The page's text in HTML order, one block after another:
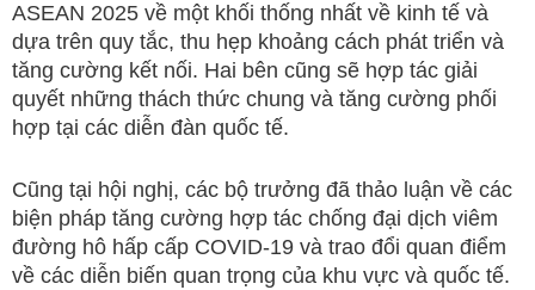
ASEAN 2025 về một khối thống nhất về kinh tế và
dựa trên quy tắc, thu hẹp khoảng cách phát triển và
tăng cường kết nối. Hai bên cũng sẽ hợp tác giải
quyết những thách thức chung và tăng cường phối
hợp tại các diễn đàn quốc tế.
Cũng tại hội nghị, các bộ trưởng đã thảo luận về các
biện pháp tăng cường hợp tác chống đại dịch viêm
đường hô hấp cấp COVID-19 và trao đổi quan điểm
về các diễn biến quan trọng của khu vực và quốc tế.